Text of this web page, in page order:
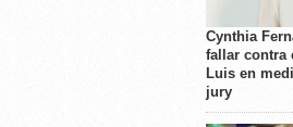
Cynthia
fallar contra
Luis en
jury